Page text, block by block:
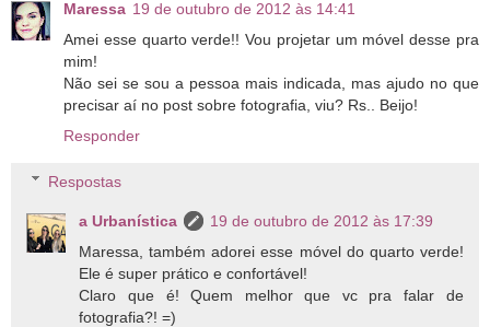
Maressa 19 de outubro de 2012 às 14:41
Amei esse quarto verde!! Vou projetar um móvel desse pra
mim!
Não sei se sou a pessoa mais indicada, mas ajudo no que
precisar aí no post sobre fotografia, viu? Rs.. Beijo!
Responder
Respostas
a Urbanística
19 de outubro de 2012 às 17:39
Maressa, também adorei esse móvel do quarto verde!
Ele é super prático e confortável!
Claro que é! Quem melhor que vc pra falar de
fotografia?! =)